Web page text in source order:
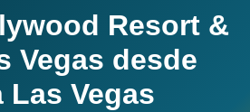
Resort &
Vegas desde
Las Vegas